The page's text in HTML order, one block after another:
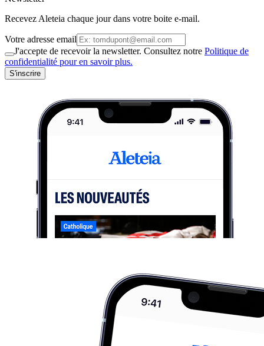
Recevez Aleteia chaque jour dans votre boite e-mail.
Votre adresse email
J'accepte de recevoir la newsletter. Consultez notre Politique de
confidentialité pour en savoir plus.
S'inscrire